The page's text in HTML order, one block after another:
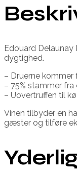
Edouard Delaunay
dygtighed.
– Druerne
– 75% stammer
– Uovertruffen til
Vinen tilbyder en
gæster og tilføre